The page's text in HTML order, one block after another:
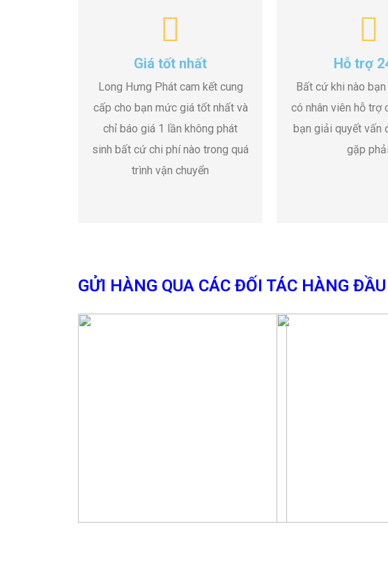
Giá tốt nhất
Long Hưng Phát cam kết cung
cấp cho bạn mức giá tốt nhất và
chỉ báo giá 1 lần không phát
sinh bất cứ chi phí nào trong quá
trình vận chuyển
Hỗ trợ
Bất cứ khi nào
có nhân viên hỗ trợ
bạn giải quyết vấn
gặp
GỬI HÀNG QUA CÁC ĐỐI TÁC HÀNG